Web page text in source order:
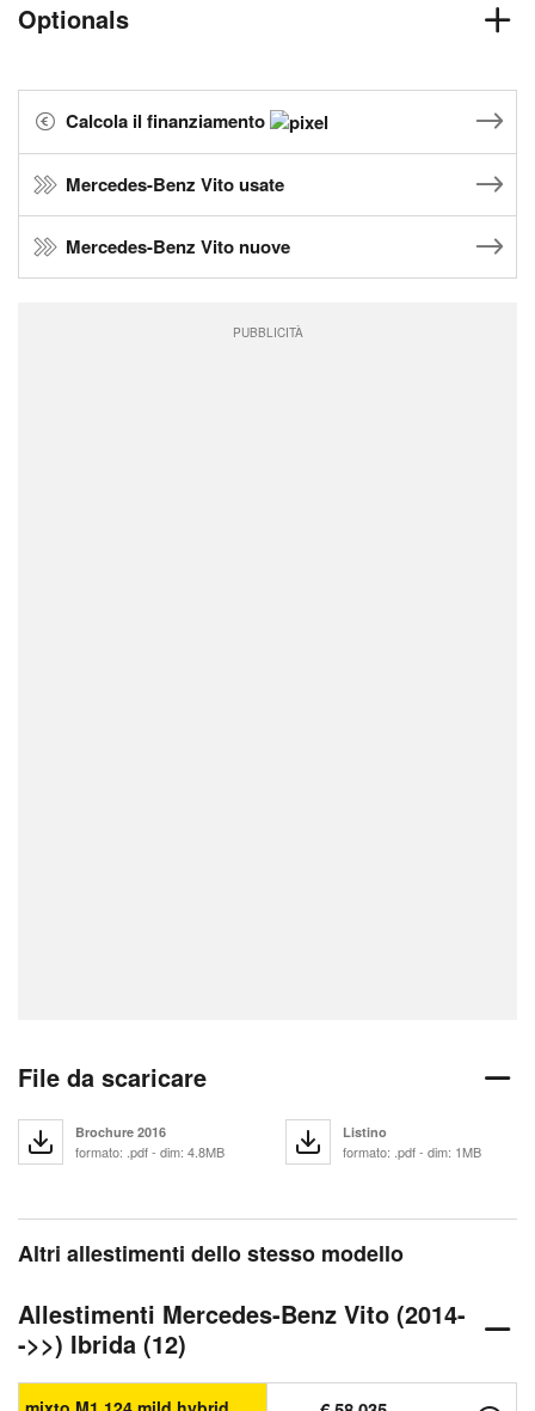
Optionals
Calcola il finanziamento
Mercedes-Benz Vito usate
Mercedes-Benz Vito nuove
PUBBLICITÀ
File da scaricare
Brochure 2016
formato: .pdf - dim: 4.8MB
Listino
formato: .pdf - dim: 1MB
Altri allestimenti dello stesso modello
Allestimenti Mercedes-Benz Vito (2014-
->>) Ibrida (12)